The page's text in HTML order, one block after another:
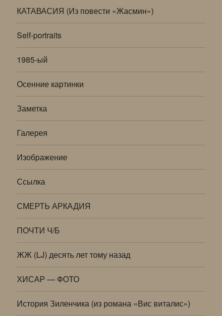
КАТАВАСИЯ (Из повести «Жасмин»)
Self-portraits
1985-ый
Осенние картинки
Заметка
Галерея
Изображение
Ссылка
СМЕРТЬ АРКАДИЯ
ПОЧТИ Ч/Б
ЖЖ (LJ) десять лет тому назад
ХИСАР — ФОТО
История Зиленчика (из романа «Вис виталис»)